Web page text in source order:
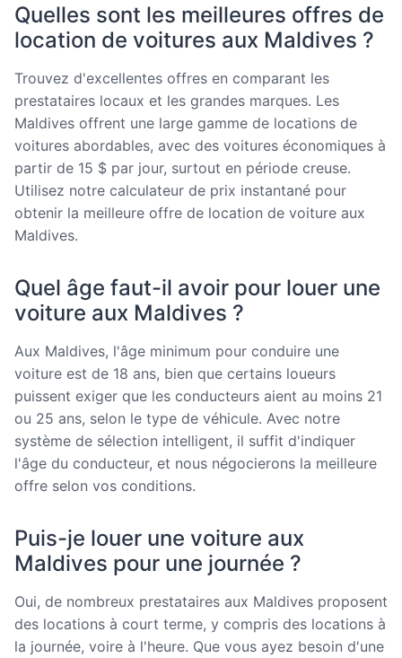
Quelles sont les meilleures offres de
location de voitures aux Maldives ?
Trouvez d'excellentes offres en comparant les
prestataires locaux et les grandes marques. Les
Maldives offrent une large gamme de locations de
voitures abordables, avec des voitures économiques à
partir de 15 $ par jour, surtout en période creuse.
Utilisez notre calculateur de prix instantané pour
obtenir la meilleure offre de location de voiture aux
Maldives.
Quel âge faut-il avoir pour louer une
voiture aux Maldives ?
Aux Maldives, l'âge minimum pour conduire une
voiture est de 18 ans, bien que certains loueurs
puissent exiger que les conducteurs aient au moins 21
ou 25 ans, selon le type de véhicule. Avec notre
système de sélection intelligent, il suffit d'indiquer
l'âge du conducteur, et nous négocierons la meilleure
offre selon vos conditions.
Puis-je louer une voiture aux
Maldives pour une journée ?
Oui, de nombreux prestataires aux Maldives proposent
des locations à court terme, y compris des locations à
la journée, voire à l'heure. Que vous ayez besoin d'une